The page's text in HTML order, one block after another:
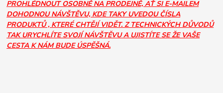
PROHLÉDNOUT OSOBNĚ NA PRODEJNĚ, AŤ SI E-MAILEM
DOHODNOU NÁVŠTĚVU, KDE TAKY UVEDOU ČÍSLA
PRODUKTŮ , KTERÉ CHTĚJÍ VIDĚT. Z TECHNICKÝCH DŮVODŮ
TAK URYCHLÍTE SVOJÍ NÁVŠTĚVU A UJISTÍTE SE ŽE VAŠE
CESTA K NÁM BUDE ÚSPĚŠNÁ.